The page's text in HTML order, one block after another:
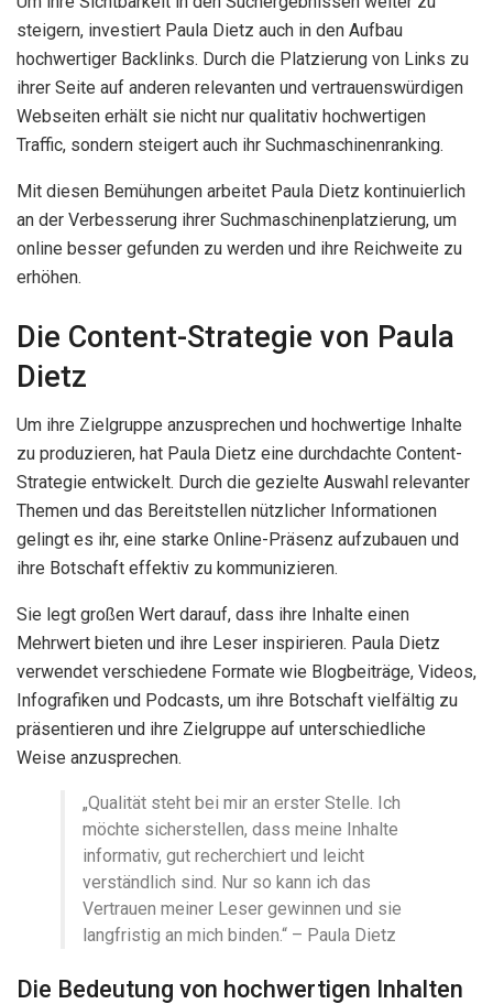
steigern, investiert Paula Dietz auch in den Aufbau
hochwertiger Backlinks. Durch die Platzierung von Links zu
ihrer Seite auf anderen relevanten und vertrauenswürdigen
Webseiten erhält sie nicht nur qualitativ hochwertigen
Traffic, sondern steigert auch ihr Suchmaschinenranking.
Mit diesen Bemühungen arbeitet Paula Dietz kontinuierlich
an der Verbesserung ihrer Suchmaschinenplatzierung, um
online besser gefunden zu werden und ihre Reichweite zu
erhöhen.
Die Content-Strategie von Paula
Dietz
Um ihre Zielgruppe anzusprechen und hochwertige Inhalte
zu produzieren, hat Paula Dietz eine durchdachte Content-
Strategie entwickelt. Durch die gezielte Auswahl relevanter
Themen und das Bereitstellen nützlicher Informationen
gelingt es ihr, eine starke Online-Präsenz aufzubauen und
ihre Botschaft effektiv zu kommunizieren.
Sie legt großen Wert darauf, dass ihre Inhalte einen
Mehrwert bieten und ihre Leser inspirieren. Paula Dietz
verwendet verschiedene Formate wie Blogbeiträge, Videos,
Infografiken und Podcasts, um ihre Botschaft vielfältig zu
präsentieren und ihre Zielgruppe auf unterschiedliche
Weise anzusprechen.
„Qualität steht bei mir an erster Stelle. Ich
möchte sicherstellen, dass meine Inhalte
informativ, gut recherchiert und leicht
verständlich sind. Nur so kann ich das
Vertrauen meiner Leser gewinnen und sie
langfristig an mich binden.“ – Paula Dietz
Die Bedeutung von hochwertigen Inhalten